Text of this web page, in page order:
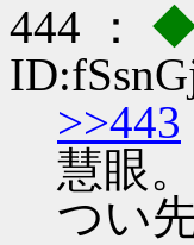
444 ：
>>443
慧眼
つい